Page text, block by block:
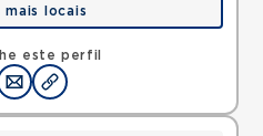
este perfil
Brasilia, DF, 73010120 •
mais locais